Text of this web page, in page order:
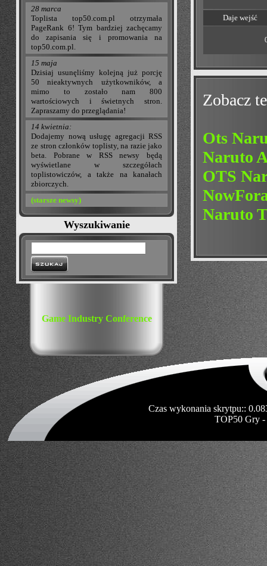
28 marca
Toplista top50.com.pl otrzymała
PageRank 6! Tym bardziej zachęcamy
do zapisania się i promowania na
top50.com.pl.
15 maja
Dzisiaj usunęliśmy kolejną już porcję
50 nieaktywnych użytkowników, a
mimo to zostało nam 800
wartościowych i świetnych stron.
Zapraszamy do przeglądania!
14 kwietnia:
Dodajemy nową usługę agregacji RSS
ze stron członków toplisty, na razie jako
beta. Pobrane w RSS newsy będą
wyświetlane w szczegółach
toplistowiczów, a także na kanałach
zbiorczych.
(starsze newsy)
Wyszukiwanie
Game Industry Conference
Daje wejść
Zobacz
Ots
Naruto
OTS
Naruto
Czas wykonania skrytpu::
TOP50 Gry